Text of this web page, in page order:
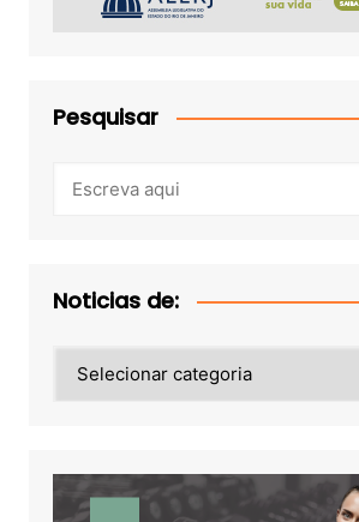
Pesquisar
Noticias de:
de: